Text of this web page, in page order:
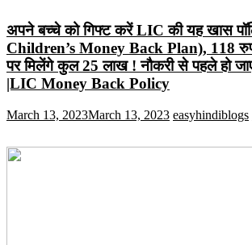
अपने बच्चे को गिफ्ट करें LIC की यह खास
Children’s Money Back Plan), 118
पर मिलेंगे कुल 25 लाख ! नौकरी से पहले हो
|LIC Money Back Policy
March 13, 2023March 13, 2023 easyhindiblogs